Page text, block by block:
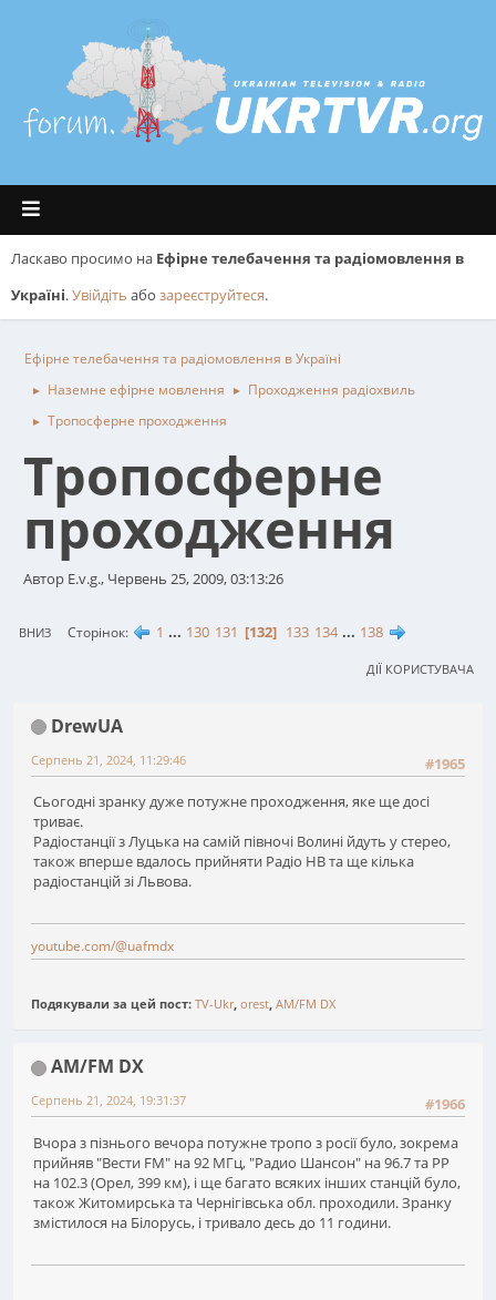
Ласкаво просимо на Ефірне телебачення та радіомовлення в
Україні.Увійдіть або зареєструйтеся.
Ефірне телебачення та радіомовлення в Україні
► Наземне ефірне мовлення ► Проходження радіохвиль
► Тропосферне проходження
Тропосферне
проходження
Автор E.v.g., Червень 25, 2009, 03:13:26
ВНИЗ Сторінок 1 ... 130 131 132 133 134 ... 138
ДІЇ КОРИСТУВАЧА
DrewUA
#1965
Серпень 21, 2024, 11:29:46
Сьогодні зранку дуже потужне проходження, яке ще досі
триває.
Радіостанції з Луцька на самій півночі Волині йдуть у стерео,
також вперше вдалось прийняти Радіо НВ та ще кілька
радіостанцій зі Львова.
youtube.com/@uafmdx
Подякували за цей пост: TV-Ukr, orest, AM/FM DX
AM/FM DX
#1966
Серпень 21, 2024, 19:31:37
Вчора з пізнього вечора потужне тропо з росії було, зокрема
прийняв "Вести FM" на 92 МГц, "Радио Шансон" на 96.7 та РР
на 102.3 (Орел, 399 км), і ще багато всяких інших станцій було,
також Житомирська та Чернігівська обл. проходили. Зранку
змістилося на Білорусь, і тривало десь до 11 години.